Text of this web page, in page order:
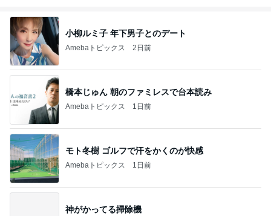
小柳ルミ子 年下男子とのデート
Amebaトピックス 2日前
橋本じゅん 朝のファミレスで台本読み
Amebaトピックス 1日前
モト冬樹 ゴルフで汗をかくのが快感
Amebaトピックス 1日前
神がかってる掃除機